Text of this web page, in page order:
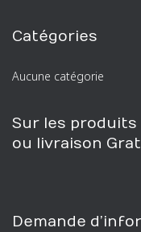
e
c
e
p
o
Catégories
Aucune catégorie
Sur les produits
ou livraison
Demande